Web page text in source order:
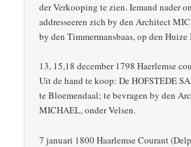
der Verkooping te zien. Iemand nader
addresseeren zich by den Architect
by den Timmermansbaas, op den
13, 15,18 december 1798 Haerlemse
Uit de hand te koop: De HOFSTEDE
te Bloemendaal; te bevragen by den
MICHAEL, onder Velsen.
7 januari 1800 Haarlemse Courant